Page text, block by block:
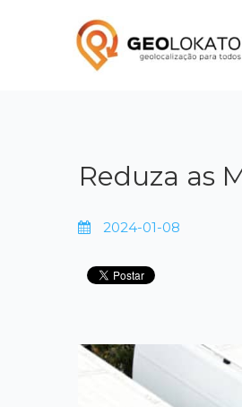
Reduza as
2024-01-08